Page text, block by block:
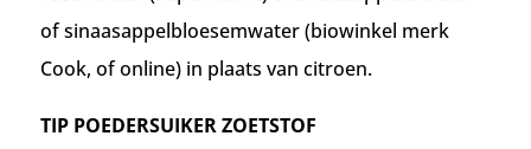
of sinaasappelbloesemwater (biowinkel merk
Cook, of online) in plaats van citroen.
TIP POEDERSUIKER ZOETSTOF